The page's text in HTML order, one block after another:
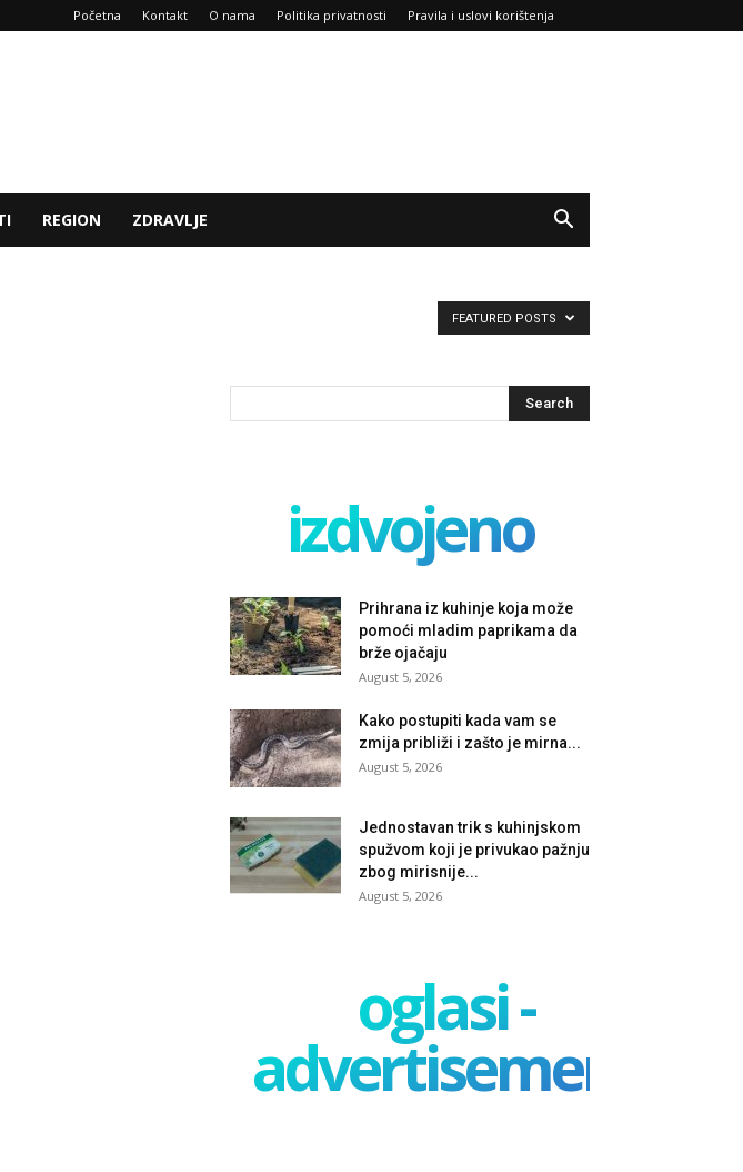
Početna Kontakt O nama Politika privatnosti Pravila i uslovi korištenja
REGION ZDRAVLJE
FEATURED POSTS
izdvojeno
Prihrana iz kuhinje koja može
pomoći mladim paprikama da
brže ojačaju
August 5, 2026
Kako postupiti kada vam se
zmija približi i zašto je mirna...
August 5, 2026
Jednostavan trik s kuhinjskom
spužvom koji je privukao pažnju
zbog mirisnije...
August 5, 2026
oglasi -
advertisement